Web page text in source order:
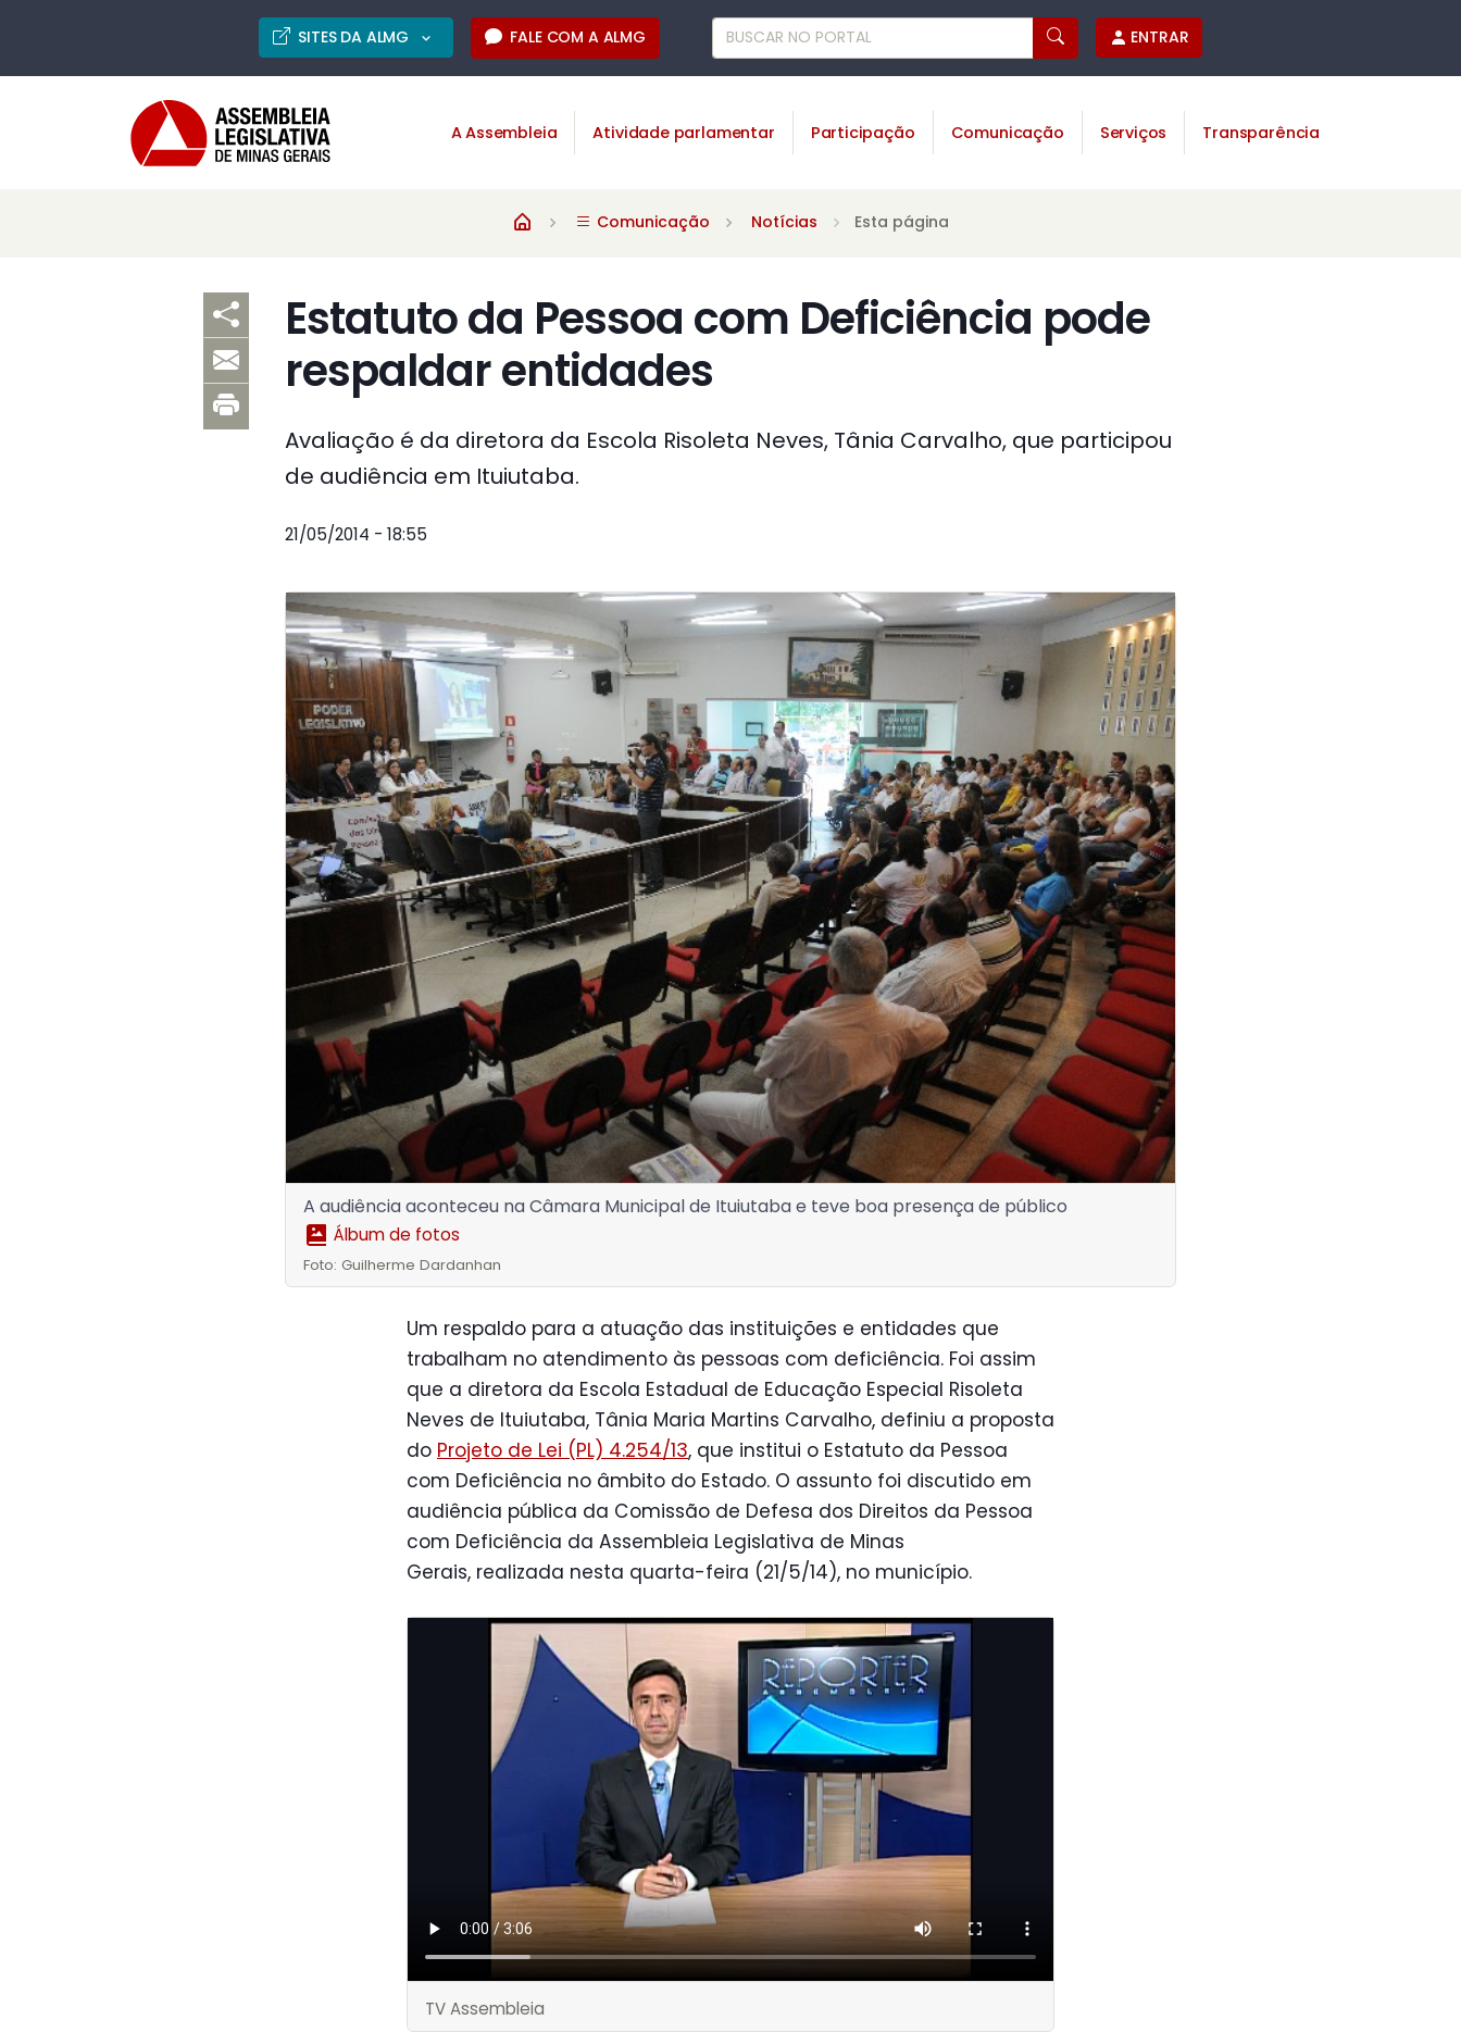
SITES DA ALMG FALE COM A ALMG ENTRAR
A Assembleia Atividade parlamentar Participação Comunicação Serviços Transparência
Comunicação Notícias Esta página
Estatuto da Pessoa com Deficiência pode
respaldar entidades
Avaliação é da diretora da Escola Risoleta Neves, Tânia Carvalho, que participou
de audiência em Ituiutaba.
21/05/2014 - 18:55
A audiência aconteceu na Câmara Municipal de Ituiutaba e teve boa presença de público
Álbum de fotos
Foto: Guilherme Dardanhan
Um respaldo para a atuação das instituições e entidades que
trabalham no atendimento às pessoas com deficiência. Foi assim
que a diretora da Escola Estadual de Educação Especial Risoleta
Neves de Ituiutaba, Tânia Maria Martins Carvalho, definiu a proposta
do Projeto de Lei (PL) 4.254/13, que institui o Estatuto da Pessoa
com Deficiência no âmbito do Estado. O assunto foi discutido em
audiência pública da Comissão de Defesa dos Direitos da Pessoa
com Deficiência da Assembleia Legislativa de Minas
Gerais, realizada nesta quarta-feira (21/5/14), no município.
TV Assembleia